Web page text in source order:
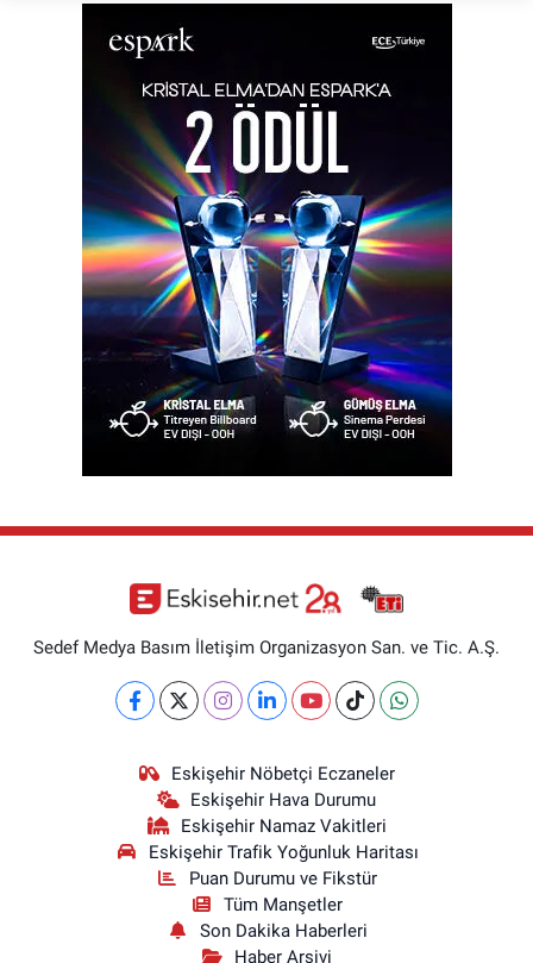
Sedef Medya Basım İletişim Organizasyon San. ve Tic. A.Ş.
Eskişehir Nöbetçi Eczaneler
Eskişehir Hava Durumu
Eskişehir Namaz Vakitleri
Eskişehir Trafik Yoğunluk Haritası
Puan Durumu ve Fikstür
Tüm Manşetler
Son Dakika Haberleri
Haber Arşivi